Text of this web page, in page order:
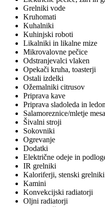
Grelniki vode
Kruhomati
Kuhalniki
Kuhinjski roboti
Likalniki in likalne mize
Mikrovalovne pečice
Odstranjevalci vlaken
Opekači kruha, toasterji
Ostali izdelki
Ožemalniki citrusov
Priprava kave
Priprava sladoleda in
Salamoreznice/mletje mesa
Šivalni stroji
Sokovniki
Ogrevanje
Dodatki
Električne odeje in
IR grelniki
Kaloriferji, stenski grelniki
Kamini
Konvekcijski radiatorji
Oljni radiatorji